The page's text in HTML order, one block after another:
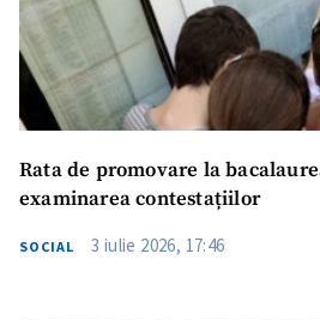
Rata de promovare la
examinarea contestațiilor
SOCIAL 3 iulie 2026, 17:46